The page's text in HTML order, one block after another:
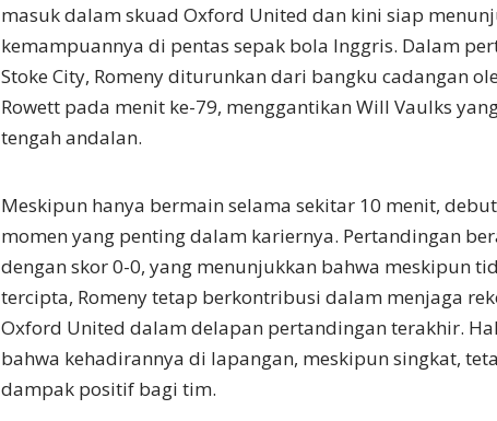
masuk dalam skuad Oxford United dan kini siap
kemampuannya di pentas sepak bola Inggris. Dalam
Stoke City, Romeny diturunkan dari bangku cadangan
Rowett pada menit ke-79, menggantikan Will Vaulks
tengah andalan.
Meskipun hanya bermain selama sekitar 10 menit,
momen yang penting dalam kariernya. Pertandingan
dengan skor 0-0, yang menunjukkan bahwa meskipun
tercipta, Romeny tetap berkontribusi dalam menjaga
Oxford United dalam delapan pertandingan terakhir.
bahwa kehadirannya di lapangan, meskipun singkat,
dampak positif bagi tim.